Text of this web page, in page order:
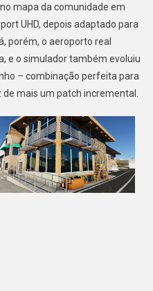
mapa da comunidade em
UHD, depois adaptado para
porém, o aeroporto real
e o simulador também evoluiu
– combinação perfeita para
mais um patch incremental.